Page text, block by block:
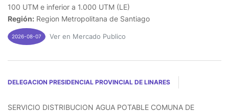
100 UTM e inferior a 1.000 UTM (LE)
Región: Region Metropolitana de Santiago
2026-08-07 Ver en Mercado Publico
DELEGACION PRESIDENCIAL PROVINCIAL DE LINARES
SERVICIO DISTRIBUCION AGUA POTABLE COMUNA DE